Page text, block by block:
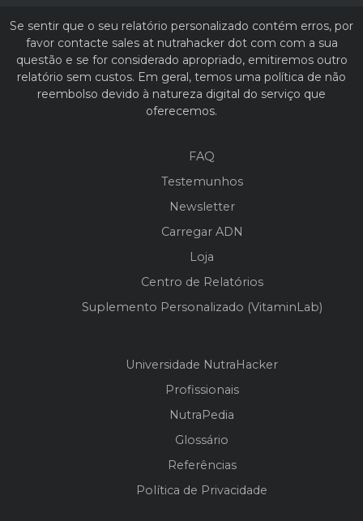
Se sentir que o seu relatório personalizado contém erros, por
favor contacte sales at nutrahacker dot com com a sua
questão e se for considerado apropriado, emitiremos outro
relatório sem custos. Em geral, temos uma política de não
reembolso devido à natureza digital do serviço que
oferecemos.
FAQ
Testemunhos
Newsletter
Carregar ADN
Loja
Centro de Relatórios
Suplemento Personalizado (VitaminLab)
Universidade NutraHacker
Profissionais
NutraPedia
Glossário
Referências
Política de Privacidade